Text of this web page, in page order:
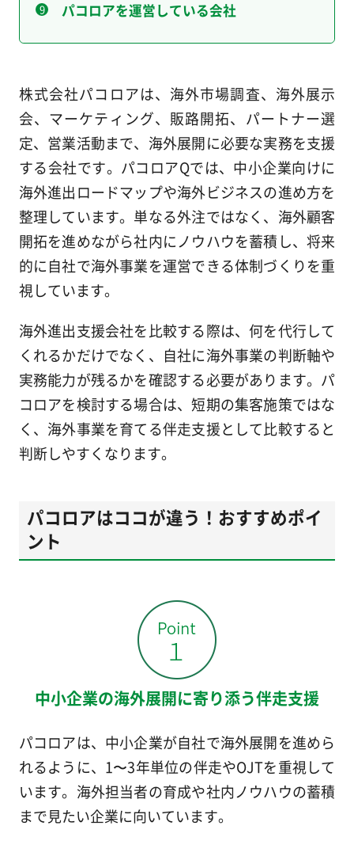
パコロアを運営している会社
株式会社パコロアは、海外市場調査、海外展示
会、マーケティング、販路開拓、パートナー選
定、営業活動まで、海外展開に必要な実務を支援
する会社です。パコロアQでは、中小企業向けに
海外進出ロードマップや海外ビジネスの進め方を
整理しています。単なる外注ではなく、海外顧客
開拓を進めながら社内にノウハウを蓄積し、将来
的に自社で海外事業を運営できる体制づくりを重
視しています。
海外進出支援会社を比較する際は、何を代行して
くれるかだけでなく、自社に海外事業の判断軸や
実務能力が残るかを確認する必要があります。パ
コロアを検討する場合は、短期の集客施策ではな
く、海外事業を育てる伴走支援として比較すると
判断しやすくなります。
パコロアはココが違う！おすすめポイ
ント
中小企業の海外展開に寄り添う伴走支援
パコロアは、中小企業が自社で海外展開を進めら
れるように、1〜3年単位の伴走やOJTを重視して
います。海外担当者の育成や社内ノウハウの蓄積
まで見たい企業に向いています。